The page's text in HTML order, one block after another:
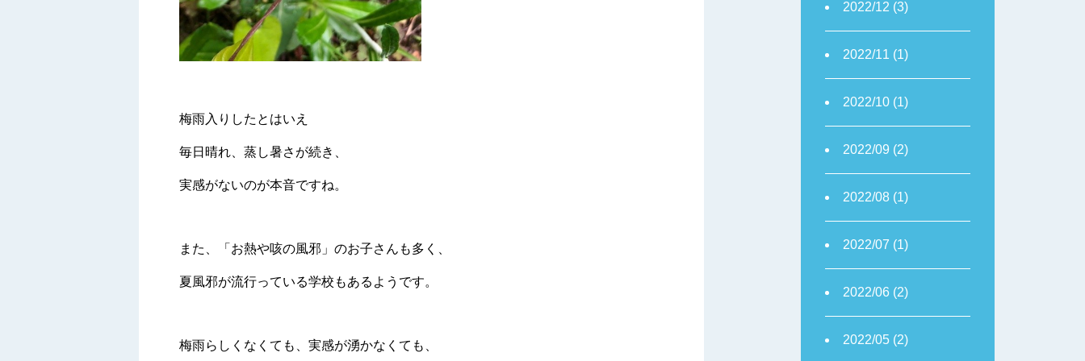
2022/12 (3)
2022/11 (1)
2022/10 (1)
2022/09 (2)
2022/08 (1)
2022/07 (1)
2022/06 (2)
2022/05 (2)
梅雨入りしたとはいえ
毎日晴れ、蒸し暑さが続き、
実感がないのが本音ですね。
また、「お熱や咳の風邪」のお子さんも多く、
夏風邪が流行っている学校もあるようです。
梅雨らしくなくても、実感が湧かなくても、